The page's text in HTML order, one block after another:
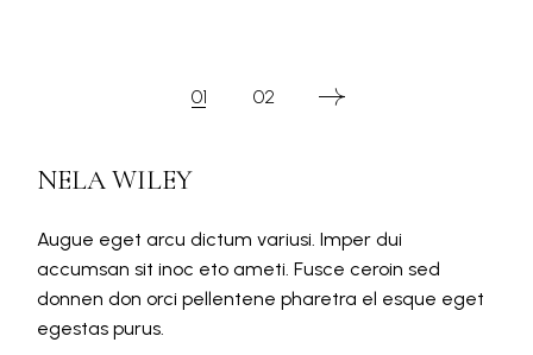
PAGINAZIONE
ARTICOLI
01 02
NELA WILEY
Augue eget arcu dictum variusi. Imper dui
accumsan sit inoc eto ameti. Fusce ceroin sed
donnen don orci pellentene pharetra el esque eget
egestas purus.